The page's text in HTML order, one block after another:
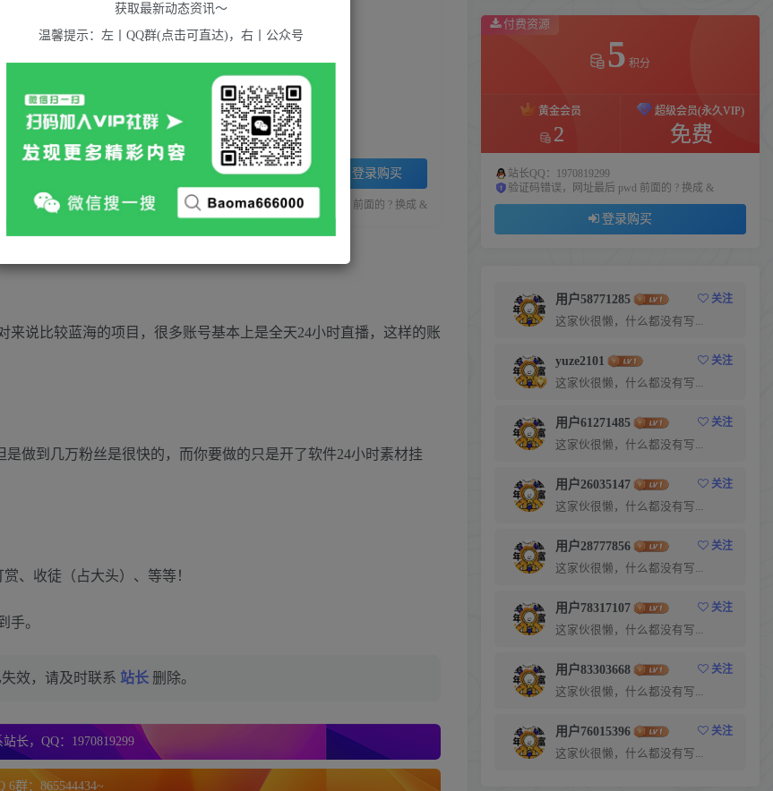
付费资源，请付费后查看
积分
黄金会员 2
免费
登录购买
站长QQ：1970819299 验证码错误，网址最后 pwd 前面的 ? 换成 &
说比较蓝海的项目，很多账号基本上是全天24小时直播，这样的账
做到几万粉丝是很快的，而你要做的只是开了软件24小时素材挂
、收徒（占大头）、等等！
手。
失效，请及时联系 站长 删除。
长，QQ：1970819299
6群：865544434~
付费资源
5 积分
黄金会员
2
超级会员(永久VIP)
免费
站长QQ：1970819299
验证码错误，网址最后 pwd 前面的 ? 换成 &
登录购买
用户58771285
关注
这家伙很懒，什么都没有写...
yuze2101
关注
这家伙很懒，什么都没有写...
用户61271485
关注
这家伙很懒，什么都没有写...
用户26035147
关注
这家伙很懒，什么都没有写...
用户28777856
关注
这家伙很懒，什么都没有写...
用户78317107
关注
这家伙很懒，什么都没有写...
用户83303668
关注
这家伙很懒，什么都没有写...
用户76015396
关注
这家伙很懒，什么都没有写...
获取最新动态资讯～
温馨提示：左丨QQ群(点击可直达)，右丨公众号